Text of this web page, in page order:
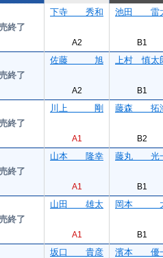
終了
下寺 秀和
A2
池田 雷
B1
終了
佐藤 旭
A2
上村 慎太
B1
終了
川上 剛
A1
藤森 拓
B2
終了
山本 隆幸
A1
藤丸 光
B1
終了
山田 雄太
A1
岡本
B1
坂口 貴彦 濱本 優